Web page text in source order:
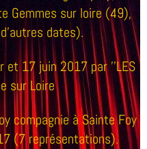
Gemmes sur loire (49),
dates).
et 17 juin 2017 par ''LES
sur Loire
compagnie à Sainte Foy
(7 représentations).